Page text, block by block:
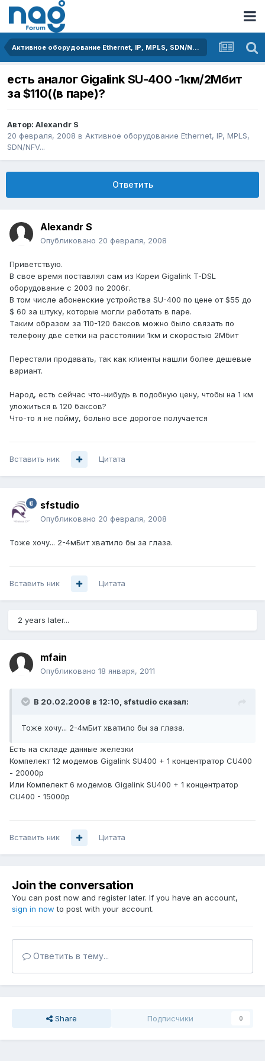
Активное оборудование Ethernet, IP, MPLS, SDN/NFV...
есть аналог Gigalink SU-400 -1км/2Мбит
за $110((в паре)?
Автор: Alexandr S
20 февраля, 2008 в Активное оборудование Ethernet, IP, MPLS,
SDN/NFV...
Ответить
Alexandr S
Опубликовано 20 февраля, 2008
Приветствую.
В свое время поставлял сам из Кореи Gigalink T-DSL
оборудование с 2003 по 2006г.
В том числе абоненские устройства SU-400 по цене от $55 до
$ 60 за штуку, которые могли работать в паре.
Таким образом за 110-120 баксов можно было связать по
телефону две сетки на расстоянии 1км и скоростью 2Мбит
Перестали продавать, так как клиенты нашли более дешевые
вариант.
Народ, есть сейчас что-нибудь в подобную цену, чтобы на 1 км
уложиться в 120 баксов?
Что-то я не пойму, больно все дорогое получается
Вставить ник Цитата
sfstudio
Опубликовано 20 февраля, 2008
Тоже хочу... 2-4мБит хватило бы за глаза.
Вставить ник Цитата
2 years later...
mfain
Опубликовано 18 января, 2011
В 20.02.2008 в 12:10, sfstudio сказал:
Тоже хочу... 2-4мБит хватило бы за глаза.
Есть на складе данные железки
Компелект 12 модемов Gigalink SU400 + 1 концентратор CU400
- 20000р
Или Компелект 6 модемов Gigalink SU400 + 1 концентратор
CU400 - 15000р
Вставить ник Цитата
Join the conversation
You can post now and register later. If you have an account,
sign in now to post with your account.
Ответить в тему...
Share Подписчики 0